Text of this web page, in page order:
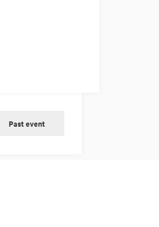
Past event